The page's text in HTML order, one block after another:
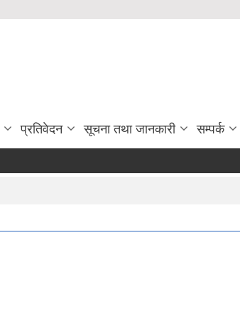
प्रतिवेदन सूचना तथा जानकारी सम्पर्क